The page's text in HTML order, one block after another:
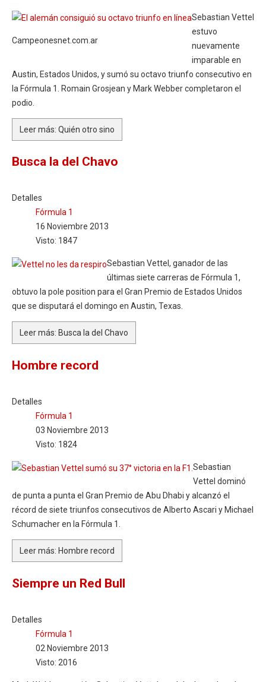
Campeonesnet.com.ar
Sebastian Vettel
estuvo
nuevamente
imparable en
Austin, Estados Unidos, y sumó su octavo triunfo consecutivo en
la Fórmula 1. Romain Grosjean y Mark Webber completaron el
podio.
Leer más: Quién otro sino
Busca la del Chavo
Detalles
Fórmula 1
16 Noviembre 2013
Visto: 1847
Sebastian Vettel, ganador de las
últimas siete carreras de Fórmula 1,
obtuvo la pole position para el Gran Premio de Estados Unidos
que se disputará el domingo en Austin, Texas.
Leer más: Busca la del Chavo
Hombre record
Detalles
Fórmula 1
03 Noviembre 2013
Visto: 1824
Sebastian
Vettel dominó
de punta a punta el Gran Premio de Abu Dhabi y alcanzó el
récord de siete triunfos consecutivos de Alberto Ascari y Michael
Schumacher en la Fórmula 1.
Leer más: Hombre record
Siempre un Red Bull
Detalles
Fórmula 1
02 Noviembre 2013
Visto: 2016